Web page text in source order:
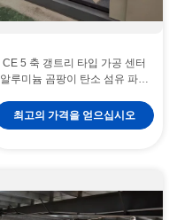
CE 5 축 갱트리 타입 가공 센터
알루미늄 곰팡이 탄소 섬유 파이
최고의 가격을 얻으십시오